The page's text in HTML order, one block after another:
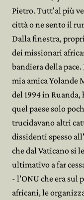
Pietro. Tutt'al più
città o ne sento il
Dalla finestra,
dei missionari
bandiera della
mia amica Yolande
del 1994 in
quel paese solo
trucidavano altri
dissidenti spesso
che dal Vaticano si
ultimativo a far
- l'ONU che era sul
africani, le